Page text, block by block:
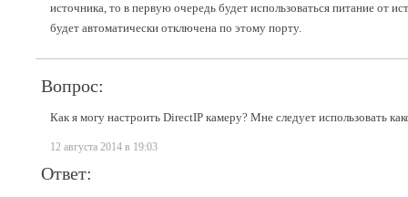
источника, то в первую очередь будет использоваться питание от
будет автоматически отключена по этому порту.
Вопрос:
Как я могу настроить DirectIP камеру? Мне следует использовать
12 августа 2014 в 19:03
Ответ: